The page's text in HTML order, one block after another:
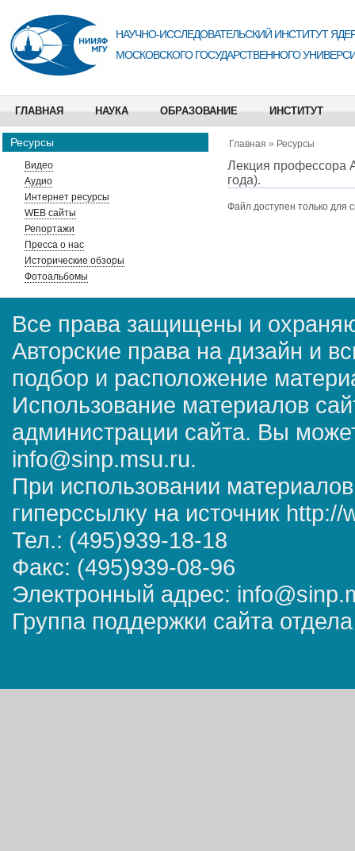
НАУЧНО-ИССЛЕДОВАТЕЛЬСКИЙ ИНСТИТУТ
МОСКОВСКОГО ГОСУДАРСТВЕННОГО
ГЛАВНАЯ НАУКА ОБРАЗОВАНИЕ ИНСТИТУТ
Ресурсы
Видео
Аудио
Интернет ресурсы
WEB сайты
Репортажи
Пресса о нас
Исторические обзоры
Фотоальбомы
Главная » Ресурсы
Лекция профессора
года).
Файл доступен только для
Все права защищены и
Авторские права на дизайн и
подбор и расположение
Использование материалов
администрации сайта. Вы
info@sinp.msu.ru.
При использовании
гиперссылку на источник
Тел.: (495)939-18-18
Факс: (495)939-08-96
Электронный адрес:
Группа поддержки сайта